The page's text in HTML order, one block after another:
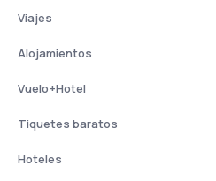
Viajes
Alojamientos
Vuelo+Hotel
Tiquetes baratos
Hoteles